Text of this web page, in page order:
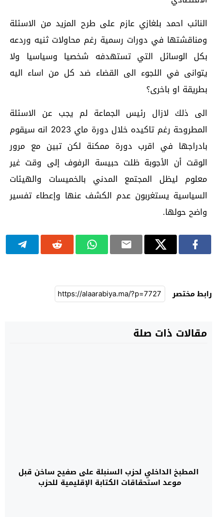
النائب احمد بلغازي عازم على طرح المزيد من الاسئلة
ومناقشتها في دورات رسمية رغم محاولات ثنيه وردعه
بكل الوسائل التي تستهدفه شخصيا وسياسيا ولا
يتوانى في اللجوء الى القضاء ضد كل من اساء اليه
بطريقة او باخرى؟
الى ذلك لازال رئيس الجماعة لم يجب عن الاسئلة
المطروحة رغم تاكيده خلال دورة ماي 2023 انه سيقوم
بادراجها في اقرب دورة ممكنة لكن تبين مع مرور
الوقت أن الأجوبة ظلت حبيسة الرفوف إلى وقت غير
معلوم ليظل المجتمع المدني بالخميسات والهيئات
السياسية يستغربون عدم الكشف عنها وإعطاء تفسير
واضح حولها.
رابط مختصر
مقالات ذات صلة
المطبخ الداخلي لحزب السنبلة على صفيح ساخن قبل
موعد استحقاقات الكتابة الإقليمية للحزب